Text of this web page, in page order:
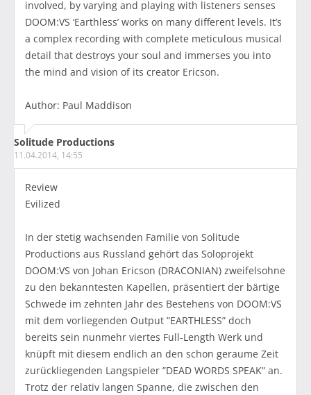
involved, by varying and playing with listeners senses
DOOM:VS ‘Earthless’ works on many different levels. It’s
a complex recording with complete meticulous musical
detail that destroys your soul and immerses you into
the mind and vision of its creator Ericson.
Author: Paul Maddison
Solitude Productions
11.04.2014, 14:55
Review
Evilized
In der stetig wachsenden Familie von Solitude
Productions aus Russland gehört das Soloprojekt
DOOM:VS von Johan Ericson (DRACONIAN) zweifelsohne
zu den bekanntesten Kapellen, präsentiert der bärtige
Schwede im zehnten Jahr des Bestehens von DOOM:VS
mit dem vorliegenden Output ”EARTHLESS” doch
bereits sein nunmehr viertes Full-Length Werk und
knüpft mit diesem endlich an den schon geraume Zeit
zurückliegenden Langspieler ”DEAD WORDS SPEAK” an.
Trotz der relativ langen Spanne, die zwischen den